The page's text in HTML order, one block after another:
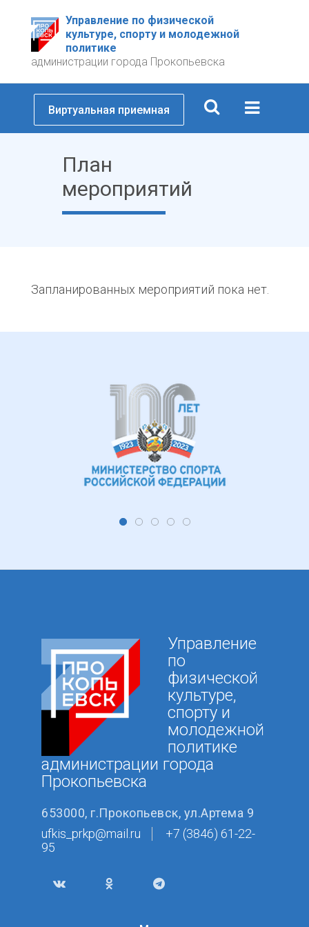
Управление по физической
культуре, спорту и молодежной
политике
администрации города Прокопьевска
Виртуальная приемная
План
мероприятий
Запланированных мероприятий пока нет.
Управление
по
физической
культуре,
спорту и
молодежной
политике
администрации города
Прокопьевска
653000, г.Прокопьевск, ул.Артема 9
ufkis_prkp@mail.ru
+7 (3846) 61-22-
95